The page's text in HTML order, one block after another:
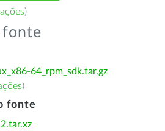
)
fonte
64_rpm_sdk.tar.gz
)
fonte